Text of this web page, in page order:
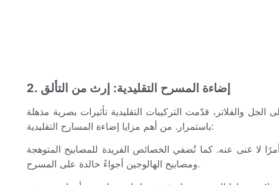
2. إضاءة المسرح التقليدية: إرث من التألق
والفلاتر، قدّمت التركيبات التقليدية تأثيرات بصرية مذهلة
باستمرار. من أهم مزايا إضاءة المسارح التقليدية:
لا غنى عنه. كما تُضفي الخصائص الفريدة للمصابيح المتوهجة
ومصابيح الهالوجين أجواءً خالدة على المسرح.